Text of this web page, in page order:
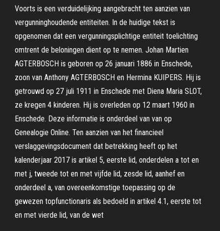
Voorts is een verduidelijking aangebracht ten aanzien van
vergunninghoudende entiteiten. In de huidige tekst is
opgenomen dat een vergunningsplichtige entiteit toelichting
omtrent de beloningen dient op te nemen. Johan Martien
AGTERBOSCH is geboren op 26 januari 1886 in Enschede,
zoon van Anthony AGTERBOSCH en Hermina KUIPERS. Hij is
getrouwd op 27 juli 1911 in Enschede met Diena Maria SLOT,
ze kregen 4 kinderen. Hij is overleden op 12 maart 1960 in
Enschede. Deze informatie is onderdeel van van op
Genealogie Online. Ten aanzien van het financieel
verslaggevingsdocument dat betrekking heeft op het
kalenderjaar 2017 is artikel 5, eerste lid, onderdelen a tot en
met j, tweede tot en met vijfde lid, zesde lid, aanhef en
onderdeel a, van overeenkomstige toepassing op de
gewezen topfunctionaris als bedoeld in artikel 4.1, eerste tot
en met vierde lid, van de wet